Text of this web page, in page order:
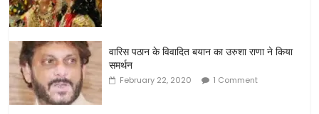
वारिस पठान के विवादित बयान का उरुशा राणा ने किया
समर्थन
February 22, 2020 1 Comment